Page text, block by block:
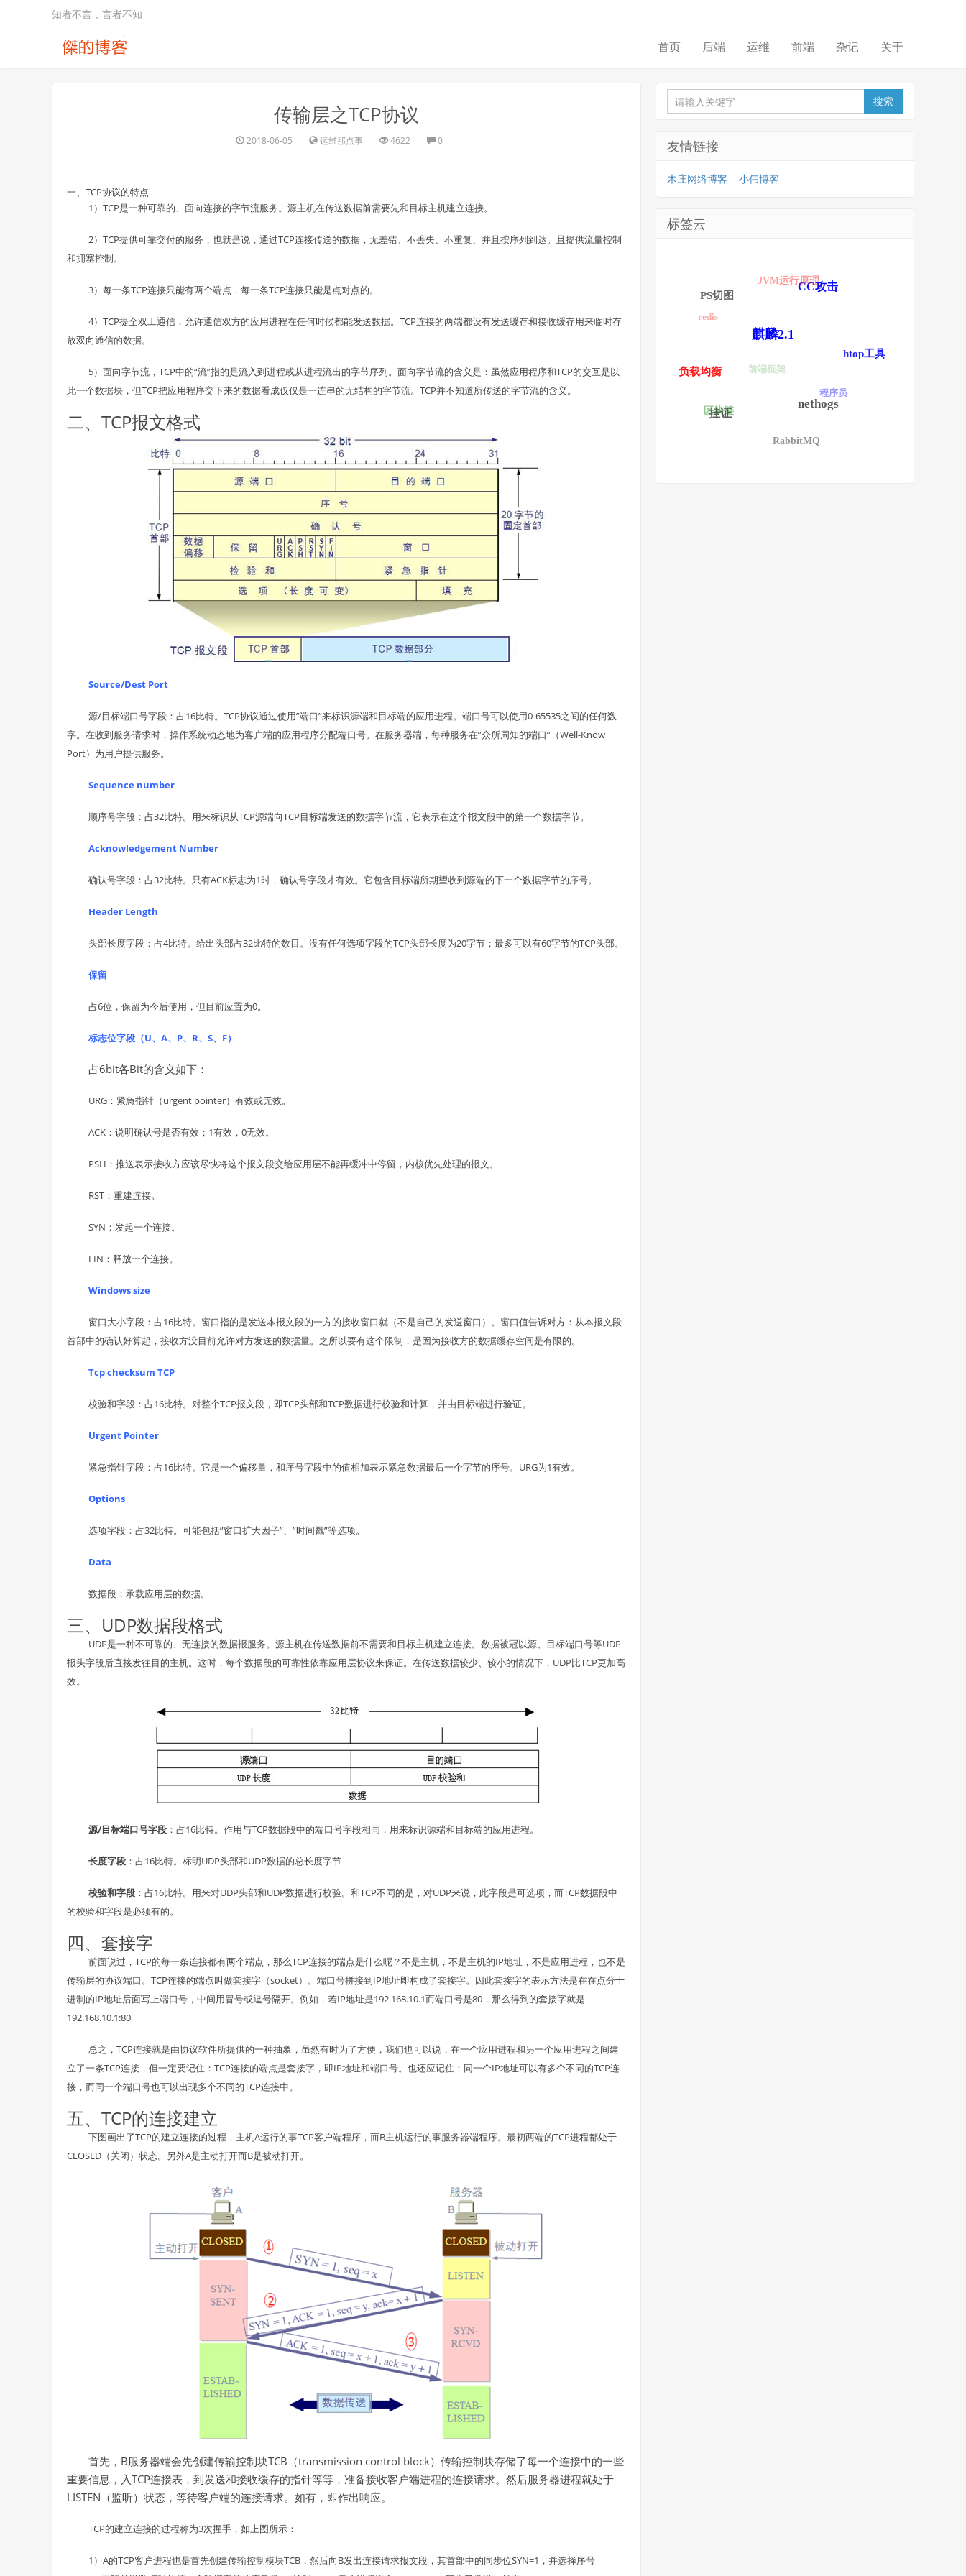
知者不言，言者不知
首页 后端 运维 前端 杂记 关于
传输层之TCP协议
2018-06-05 运维那点事 4622 0
一、TCP协议的特点
1）TCP是一种可靠的、面向连接的字节流服务。源主机在传送数据前需要先和目标主机建立连接。
2） TCP提供可靠交付的服务，也就是说，通过TCP连接传送的数据，无差错、不丢失、不重复、并且按序列到达。且提供流量控制
和拥塞控制。
3）每一条TCP连接只能有两个端点，每一条TCP连接只能是点对点的。
4）TCP提全双工通信，允许通信双方的应用进程在任何时候都能发送数据。TCP连接的两端都设有发送缓存和接收缓存用来临时存
放双向通信的数据。
5）面向字节流，TCP中的“流”指的是流入到进程或从进程流出的字节序列。面向字节流的含义是：虽然应用程序和TCP的交互是以
此一个数据块，但TCP把应用程序交下来的数据看成仅仅是一连串的无结构的字节流。TCP并不知道所传送的字节流的含义。
二、TCP报文格式
Source/Dest Port
源/目标端口号字段：占16比特。TCP协议通过使用”端口”来标识源端和目标端的应用进程。端口号可以使用0-65535之间的任何数
字。在收到服务请求时，操作系统动态地为客户端的应用程序分配端口号。在服务器端，每种服务在”众所周知的端口”（Well-Know
Port）为用户提供服务。
Sequence number
顺序号字段：占32比特。用来标识从TCP源端向TCP目标端发送的数据字节流，它表示在这个报文段中的第一个数据字节。
Acknowledgement Number
确认号字段：占32比特。只有ACK标志为1时，确认号字段才有效。它包含目标端所期望收到源端的下一个数据字节的序号。
Header Length
头部长度字段：占4比特。给出头部占32比特的数目。没有任何选项字段的TCP头部长度为20字节；最多可以有60字节的TCP头部。
保留
占6位，保留为今后使用，但目前应置为0。
标志位字段（U、A、P、R、S、F）
占6bit各Bit的含义如下：
URG：紧急指针（urgent pointer）有效或无效。
ACK：说明确认号是否有效；1有效，0无效。
PSH：推送表示接收方应该尽快将这个报文段交给应用层不能再缓冲中停留，内核优先处理的报文。
RST：重建连接。
SYN：发起一个连接。
FIN：释放一个连接。
Windows size
窗口大小字段：占16比特。窗口指的是发送本报文段的一方的接收窗口就（不是自己的发送窗口）。窗口值告诉对方：从本报文段
首部中的确认好算起，接收方没目前允许对方发送的数据量。之所以要有这个限制，是因为接收方的数据缓存空间是有限的。
Tcp checksum TCP
校验和字段：占16比特。对整个TCP报文段，即TCP头部和TCP数据进行校验和计算，并由目标端进行验证。
Urgent Pointer
紧急指针字段：占16比特。它是一个偏移量，和序号字段中的值相加表示紧急数据最后一个字节的序号。URG为1有效。
Options
选项字段：占32比特。可能包括”窗口扩大因子”、”时间戳”等选项。
Data
数据段：承载应用层的数据。
三、UDP数据段格式
UDP是一种不可靠的、无连接的数据报服务。源主机在传送数据前不需要和目标主机建立连接。数据被冠以源、目标端口号等UDP
报头字段后直接发往目的主机。这时，每个数据段的可靠性依靠应用层协议来保证。在传送数据较少、较小的情况下，UDP比TCP更加高
效。
源/目标端口号字段 ：占16比特。作用与TCP数据段中的端口号字段相同，用来标识源端和目标端的应用进程。
长度字段 ：占16比特。标明UDP头部和UDP数据的总长度字节
校验和字段 ：占16比特。用来对UDP头部和UDP数据进行校验。和TCP不同的是，对UDP来说，此字段是可选项，而TCP数据段中
的校验和字段是必须有的。
四、套接字
前面说过，TCP的每一条连接都有两个端点，那么TCP连接的端点是什么呢？不是主机，不是主机的IP地址，不是应用进程，也不是
传输层的协议端口。TCP连接的端点叫做套接字（socket）。端口号拼接到IP地址即构成了套接字。因此套接字的表示方法是在在点分十
进制的IP地址后面写上端口号，中间用冒号或逗号隔开。例如，若IP地址是192.168.10.1而端口号是80，那么得到的套接字就是
192.168.10.1:80
总之，TCP连接就是由协议软件所提供的一种抽象，虽然有时为了方便，我们也可以说，在一个应用进程和另一个应用进程之间建
立了一条TCP连接，但一定要记住：TCP连接的端点是套接字，即IP地址和端口号。也还应记住：同一个IP地址可以有多个不同的TCP连
接，而同一个端口号也可以出现多个不同的TCP连接中。
五、TCP的连接建立
下图画出了TCP的建立连接的过程，主机A运行的事TCP客户端程序，而B主机运行的事服务器端程序。最初两端的TCP进程都处于
CLOSED（关闭）状态。另外A是主动打开而B是被动打开。
首先，B服务器端会先创建传输控制块TCB（transmission control block）传输控制块存储了每一个连接中的一些
重要信息，入TCP连接表，到发送和接收缓存的指针等等，准备接收客户端进程的连接请求。然后服务器进程就处于
LISTEN（监听）状态，等待客户端的连接请求。如有，即作出响应。
TCP的建立连接的过程称为3次握手，如上图所示：
1）A的TCP客户进程也是首先创建传输控制模块TCB，然后向B发出连接请求报文段，其首部中的同步位SYN=1，并选择序号
友情链接
木庄网络博客 小伟博客
标签云
redis
PS切图
麒麟2.1
区块链
挂证
nethogs
htop工具
前端框架
RabbitMQ
负载均衡
程序员
CC攻击
JVM运行原理